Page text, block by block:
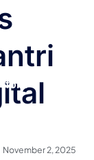
November 2, 2025